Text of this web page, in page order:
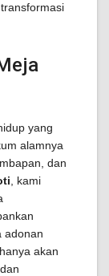
yang
alamnya
dan
, kami
adonan
akan